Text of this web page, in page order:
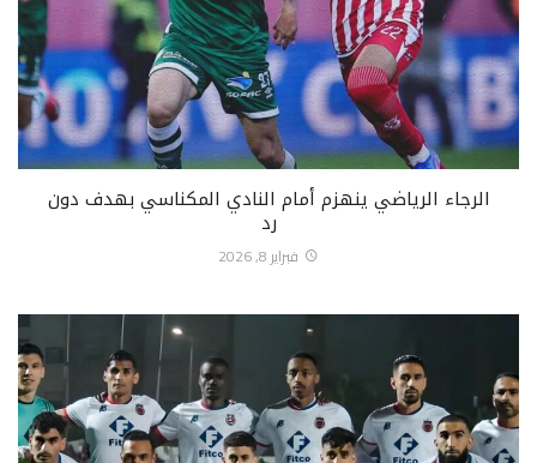
الرجاء الرياضي ينهزم أمام النادي المكناسي بهدف دون
رد
فبراير 8, 2026